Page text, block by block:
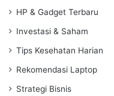
HP & Gadget Terbaru
Investasi & Saham
Tips Kesehatan Harian
Rekomendasi Laptop
Strategi Bisnis